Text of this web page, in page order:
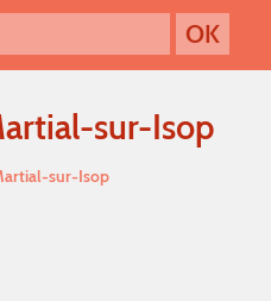
sur-Isop
sur-Isop